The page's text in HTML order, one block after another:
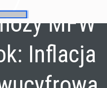
MFW
Inflacja